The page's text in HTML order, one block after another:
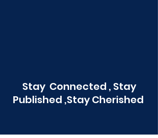
Stay Connected , Stay
Published ,Stay Cherished